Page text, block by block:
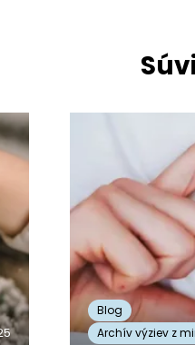
Blog
Archív výziev z